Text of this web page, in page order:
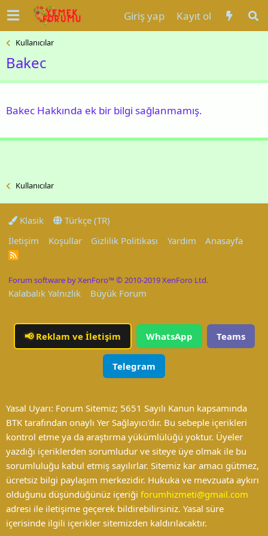
Giriş yap Kayıt ol
Kullanıcılar
Bakec
Bakec Hakkında ek bir bilgi sağlanmamış.
Kullanıcılar
Klasik
Türkçe (TR)
İletişim
Koşullar Gizlilik Politikası Yardım Anasayfa
R
Forum software by XenForo™ © 2010-2019 XenForo Ltd.
Kalabalık Yalnızlık Büyük Forum
📢Reklam ve İletişim WhatsApp Teams
Telegram
Yasal Uyarı: Forum Sitemiz; 5651 Sayılı Kanun kapsamında
BTK tarafından onaylı Yer Sağlayıcı'dır. Bu sebeple içerikleri
kontrol etme ya da araştırma yükümlülüğü yoktur. Üyeler
yazdığı içeriklerden sorumludur ve siteye üye olmak ile bu
sorumluluğu kabul etmiş sayılırlar. Sitemiz kar amacı gütmez,
ücretsiz bilgi paylaşım merkezidir. Hukuka ve mevzuata aykırı
olduğunu düşündüğünüz içeriği forumhizmeti@gmail.com
adresi ile iletişime geçerek bildirebilirsiniz. Yasal süre
içerisinde ilgili içerikler sitemizden kaldırılacaktır.